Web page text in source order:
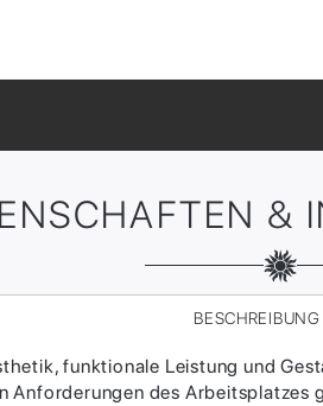
&
BESCHREIBUNG
funktionale Leistung und
des